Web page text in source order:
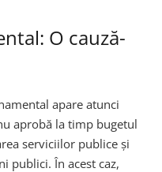
O cauză-
apare atunci
aprobă la timp bugetul
serviciilor publice și
publici. În acest caz,